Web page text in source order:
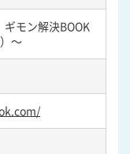
モン解決BOOK
～